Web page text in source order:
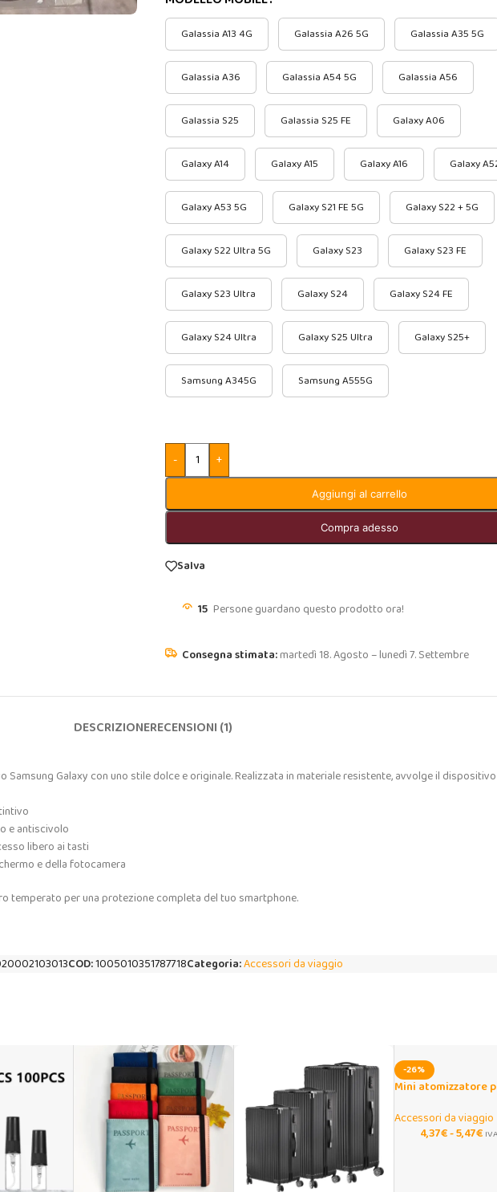
Galassia A13 4G Galassia A26 5G Galassia A35 5G
Galassia A36 Galassia A54 5G Galassia A56
Galassia S25 Galassia S25 FE Galaxy A06
Galaxy A14 Galaxy A15 Galaxy A16 Galaxy
Galaxy A53 5G Galaxy S21 FE 5G Galaxy S22 + 5G
Galaxy S22 Ultra 5G Galaxy S23 Galaxy S23 FE
Galaxy S23 Ultra Galaxy S24 Galaxy S24 FE
Galaxy S24 Ultra Galaxy S25 Ultra Galaxy S25+
Samsung A345G Samsung A555G
- +
Aggiungi al carrello
Compra adesso
Salva
15 Persone guardano questo prodotto ora!
martedì 18. Agosto – lunedì 7. Settembre
DESCRIZIONERECENSIONI (1)
Galaxy con uno stile dolce e originale. Realizzata in materiale resistente, avvolge il
e antiscivolo
libero ai tasti
e della fotocamera
temperato per una protezione completa del tuo smartphone.
COD:1005010351787718Categoria:Accessori da viaggio
-26%
Mini atomizzatore
Accessori da viaggio
4,37€-5,47€